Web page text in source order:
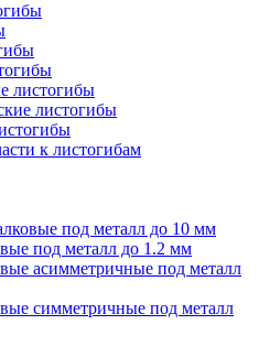
листогибы
листогибы
к листогибам
под металл до 10 мм
под металл до 1.2 мм
асимметричные под металл
симметричные под металл